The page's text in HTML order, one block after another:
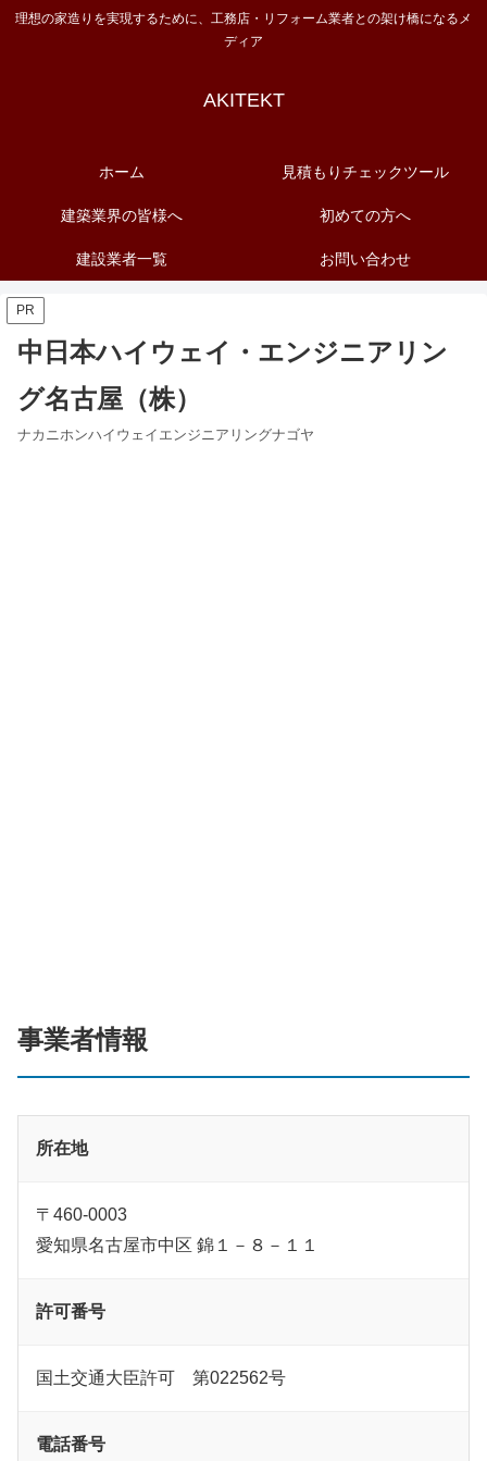
理想の家造りを実現するために、工務店・リフォーム業者との架け橋になるメ
ディア
AKITEKT
ホーム 見積もりチェックツール
建築業界の皆様へ 初めての方へ
建設業者一覧 お問い合わせ
PR
中日本ハイウェイ・エンジニアリン
グ名古屋（株）
ナカニホンハイウェイエンジニアリングナゴヤ
事業者情報
所在地
〒460-0003
愛知県名古屋市中区 錦１－８－１１
許可番号
国土交通大臣許可 第022562号
電話番号